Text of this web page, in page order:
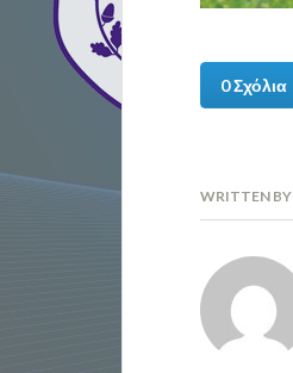
0 Σχόλια
WRITTEN BY